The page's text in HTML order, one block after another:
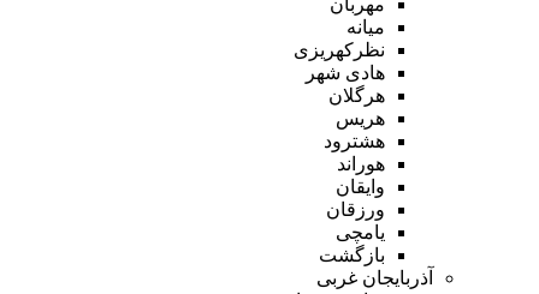
میانه
نظرکهریزی
هادی شهر
هرگلان
هریس
هشترود
هوراند
وایقان
ورزقان
یامچی
بازگشت
آذربایجان غربی